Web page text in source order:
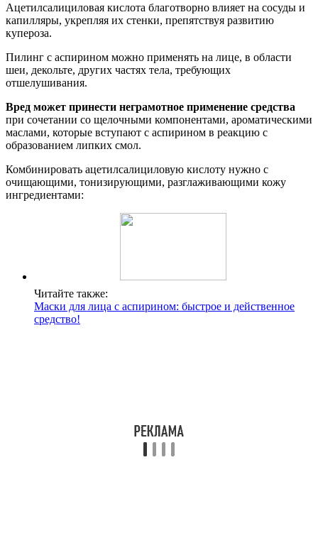
Ацетилсалициловая кислота благотворно влияет на сосуды и
капилляры, укрепляя их стенки, препятствуя развитию
купероза.
Пилинг с аспирином можно применять на лице, в области
шеи, декольте, других частях тела, требующих
отшелушивания.
Вред может принести неграмотное применение средства
при сочетании со щелочными компонентами, ароматическими
маслами, которые вступают с аспирином в реакцию с
образованием липких смол.
Комбинировать ацетилсалициловую кислоту нужно с
очищающими, тонизирующими, разглаживающими кожу
ингредиентами:
Читайте также:
Маски для лица с аспирином: быстрое и действенное
средство!